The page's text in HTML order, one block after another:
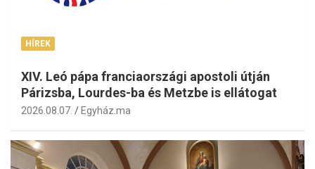
HÍREK
XIV. Leó pápa franciaországi apostoli útján
Párizsba, Lourdes-ba és Metzbe is ellátogat
2026.08.07. Egyház.ma